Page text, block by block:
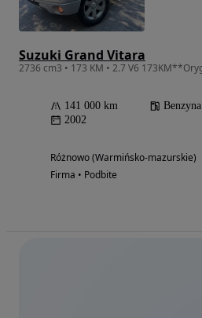
Suzuki Grand Vitara
141 000 km Benzyna
2002
Różnowo (Warmińsko-mazurskie)
Firma • Podbite